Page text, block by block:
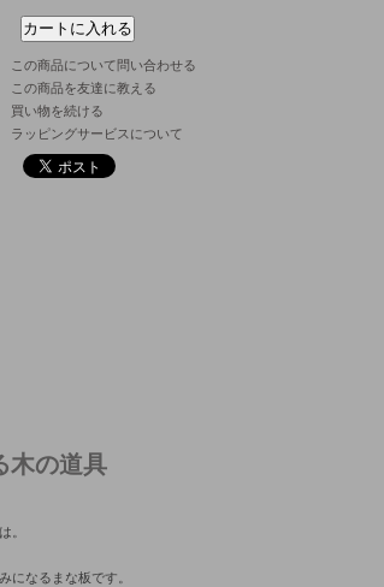
この商品について問い合わせる
この商品を友達に教える
買い物を続ける
ラッピングサービスについて
木の道具
。
になるまな板です。